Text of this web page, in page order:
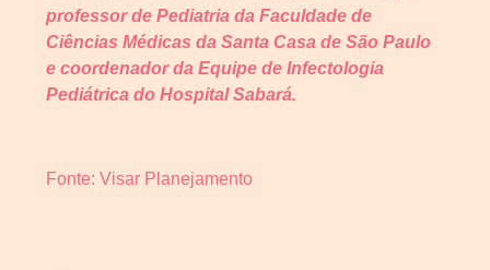
professor de Pediatria da Faculdade de
Ciências Médicas da Santa Casa de São Paulo
e coordenador da Equipe de Infectologia
Pediátrica do Hospital Sabará.
Fonte: Visar Planejamento